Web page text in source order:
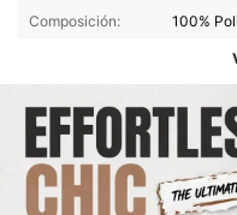
Composición:
100%